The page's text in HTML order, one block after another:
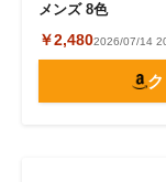
メンズ 8色
￥2,4802026/07/14